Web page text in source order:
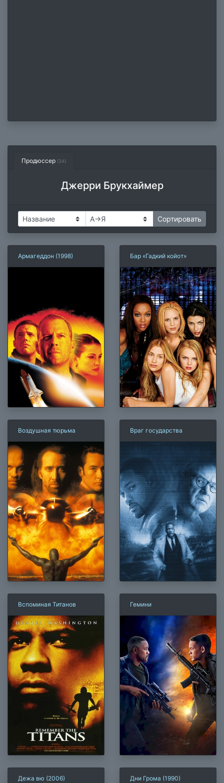
Продюссер (34)
Джерри Брукхаймер
Армагеддон (1998) Бар «Гадкий койот»
Воздушная тюрьма Враг государства
Вспоминая Титанов Гемини
Дежа вю (2006) Дни Грома (1990)